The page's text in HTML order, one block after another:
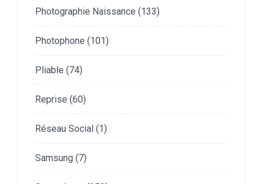
Photographie Naissance (133)
Photophone (101)
Pliable (74)
Reprise (60)
Réseau Social (1)
Samsung (7)